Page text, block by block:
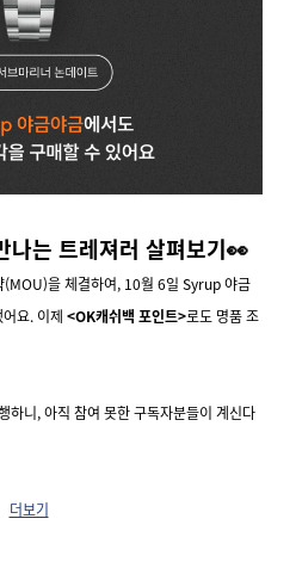
는 트레져러 살펴보기👀
(MOU)을 체결하여, 10월 6일 Syrup 야금
요. 이제 <OK캐쉬백 포인트>로도 명품 조
하니, 아직 참여 못한 구독자분들이 계신다
더보기